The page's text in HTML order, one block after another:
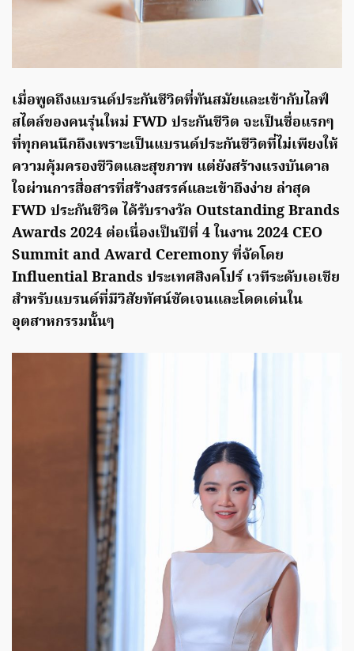
เมื่อพูดถึงแบรนด์ประกันชีวิตที่ทันสมัยและเข้ากับไลฟ์
สไตล์ของคนรุ่นใหม่ FWD ประกันชีวิต จะเป็นชื่อแรกๆ
ที่ทุกคนนึกถึงเพราะเป็นแบรนด์ประกันชีวิตที่ไม่เพียงให้
ความคุ้มครองชีวิตและสุขภาพ แต่ยังสร้างแรงบันดาล
ใจผ่านการสื่อสารที่สร้างสรรค์และเข้าถึงง่าย ล่าสุด
FWD ประกันชีวิต ได้รับรางวัล Outstanding Brands
Awards 2024 ต่อเนื่องเป็นปีที่ 4 ในงาน 2024 CEO
Summit and Award Ceremony ที่จัดโดย
Influential Brands ประเทศสิงคโปร์ เวทีระดับเอเชีย
สำหรับแบรนด์ที่มีวิสัยทัศน์ชัดเจนและโดดเด่นใน
อุตสาหกรรมนั้นๆ